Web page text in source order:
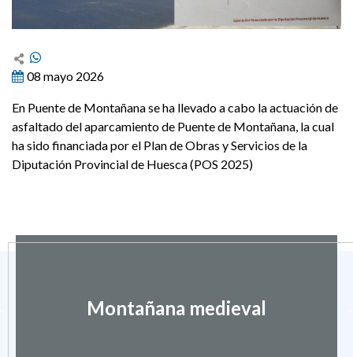
08 mayo 2026
En Puente de Montañana se ha llevado a cabo la actuación de
asfaltado del aparcamiento de Puente de Montañana, la cual
ha sido financiada por el Plan de Obras y Servicios de la
Diputación Provincial de Huesca (POS 2025)
Montañana medieval